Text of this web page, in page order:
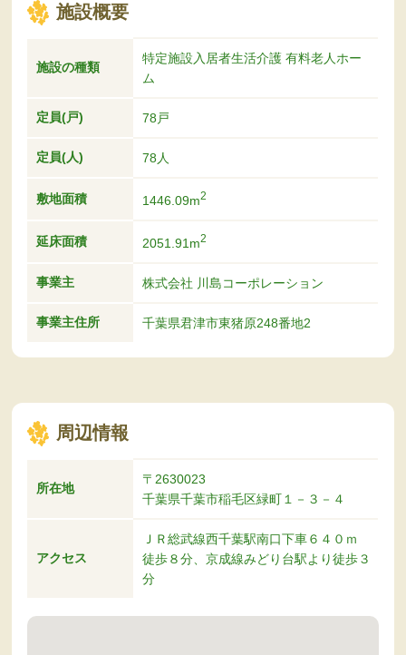
施設概要
施設の種類
特定施設入居者生活介護 有料老人ホー
ム
定員(戸) 78戸
定員(人) 78人
敷地面積 1446.09m2
延床面積 2051.91m2
事業主 株式会社 川島コーポレーション
事業主住所 千葉県君津市東猪原248番地2
周辺情報
所在地
〒2630023
千葉県千葉市稲毛区緑町１－３－４
アクセス
ＪＲ総武線西千葉駅南口下車６４０ｍ
徒歩８分、京成線みどり台駅より徒歩３
分